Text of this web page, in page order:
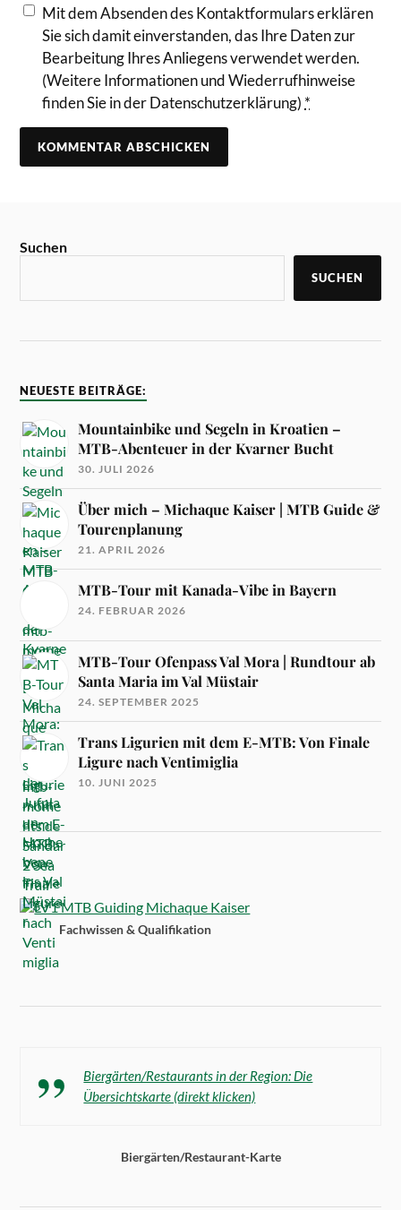
Mit dem Absenden des Kontaktformulars erklären
Sie sich damit einverstanden, das Ihre Daten zur
Bearbeitung Ihres Anliegens verwendet werden.
(Weitere Informationen und Wiederrufhinweise
finden Sie in der Datenschutzerklärung) *
Suchen
SUCHEN
NEUESTE BEITRÄGE:
Mountainbike und Segeln in Kroatien –
MTB-Abenteuer in der Kvarner Bucht
30. JULI 2026
Über mich – Michaque Kaiser | MTB Guide &
Tourenplanung
21. APRIL 2026
MTB-Tour mit Kanada-Vibe in Bayern
24. FEBRUAR 2026
MTB-Tour Ofenpass Val Mora | Rundtour ab
Santa Maria im Val Müstair
24. SEPTEMBER 2025
Trans Ligurien mit dem E-MTB: Von Finale
Ligure nach Ventimiglia
10. JUNI 2025
Fachwissen & Qualifikation
Biergärten/Restaurants in der Region: Die
Übersichtskarte (direkt klicken)
Biergärten/Restaurant-Karte